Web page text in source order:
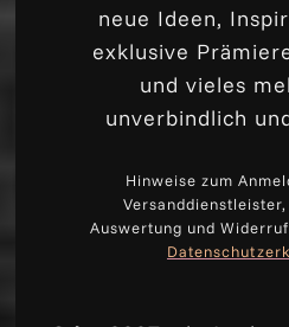
neue Ideen,
exklusive
und vieles
unverbindlich
Hinweise zum
Auswertung und